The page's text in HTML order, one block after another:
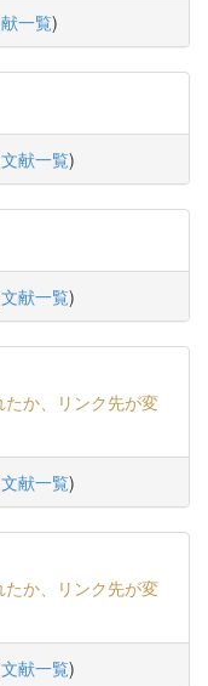
一覧)
文献一覧)
文献一覧)
か、リンク先が変
文献一覧)
か、リンク先が変
文献一覧)